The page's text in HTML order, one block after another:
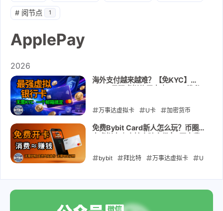
# 阅节点 1
ApplePay
2026
海外支付越来越难？【免KYC】
外支付｜广告投放｜YIKA
万事达虚拟卡 U卡 加密货币
USDT chatgpt ApplePay
2026-05-26
免费Bybit Card新人怎么玩？币圈神
你福利全拿走
bybit 拜比特 万事达虚拟卡 U
ApplePay GooglePay
2026-05-18